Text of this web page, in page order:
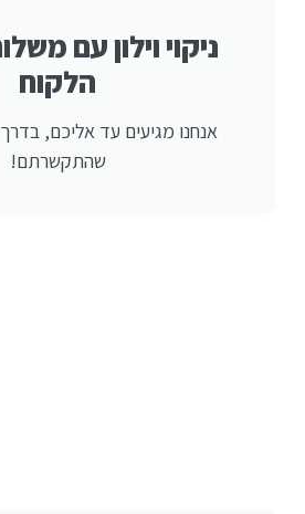
ניקוי וילון עם
הלקוח
אנחנו מגיעים עד אליכם,
שהתקשרתם!